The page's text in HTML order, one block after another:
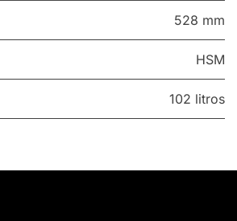
528 mm
HSM
102 litros